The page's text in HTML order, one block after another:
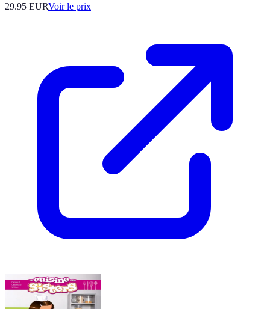
29.95 EURVoir le prix